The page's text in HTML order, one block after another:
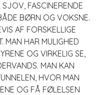
SJOV, FASCINERENDE
BØRN OG VOKSNE.
AF FORSKELLIGE
MAN HAR MULIGHED
OG VIRKELIG SE,
MAN KAN
HVOR MAN
OG FÅ FØLELSEN